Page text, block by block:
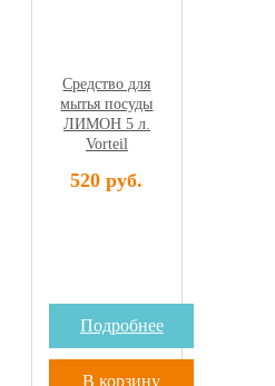
Средство для
мытья посуды
ЛИМОН 5 л.
Vorteil
520 руб.
Подробнее
В корзину